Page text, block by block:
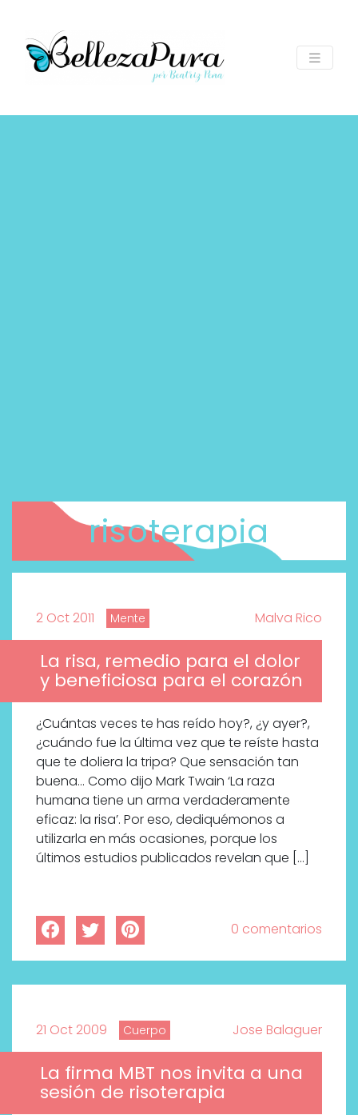
risoterapia
2 Oct 2011 Mente Malva Rico
La risa, remedio para el dolor
y beneficiosa para el corazón
¿Cuántas veces te has reído hoy?, ¿y ayer?,
¿cuándo fue la última vez que te reíste hasta
que te doliera la tripa? Que sensación tan
buena… Como dijo Mark Twain ‘La raza
humana tiene un arma verdaderamente
eficaz: la risa’. Por eso, dediquémonos a
utilizarla en más ocasiones, porque los
últimos estudios publicados revelan que […]
0 comentarios
21 Oct 2009 Cuerpo Jose Balaguer
La firma MBT nos invita a una
sesión de risoterapia